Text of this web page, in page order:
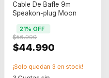
Cable De Bafle 9m
Speakon-plug Moon
$44.990
$56.990
21% OFF
¡Solo quedan 3 en stock!